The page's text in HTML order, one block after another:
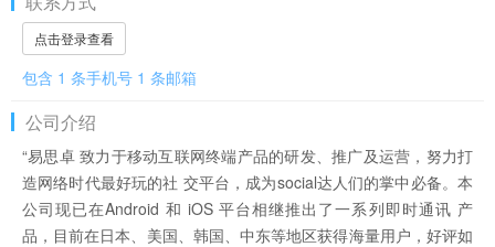
点击登录查看
包含 1 条手机号 1 条邮箱
公司介绍
“易思卓 致力于移动互联网终端产品的研发、推广及运营，努力打
造网络时代最好玩的社 交平台，成为social达人们的掌中必备。本
公司现已在Android 和 iOS 平台相继推出了一系列即时通讯 产
品，目前在日本、美国、韩国、中东等地区获得海量用户，好评如